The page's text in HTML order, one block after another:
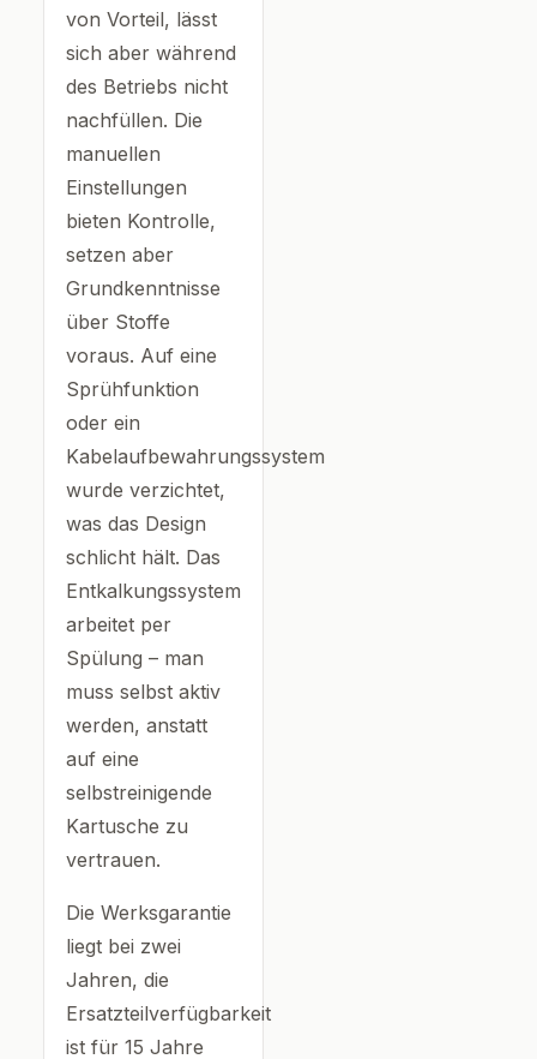
von Vorteil, lässt
sich aber während
des Betriebs nicht
nachfüllen. Die
manuellen
Einstellungen
bieten Kontrolle,
setzen aber
Grundkenntnisse
über Stoffe
voraus. Auf eine
Sprühfunktion
oder ein
Kabelaufbewahrungssystem
wurde verzichtet,
was das Design
schlicht hält. Das
Entkalkungssystem
arbeitet per
Spülung – man
muss selbst aktiv
werden, anstatt
auf eine
selbstreinigende
Kartusche zu
vertrauen.
Die Werksgarantie
liegt bei zwei
Jahren, die
Ersatzteilverfügbarkeit
ist für 15 Jahre